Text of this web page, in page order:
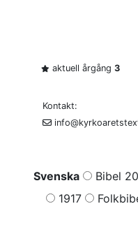
aktuell årgång 3
Kontakt:
Svenska Bibel
1917